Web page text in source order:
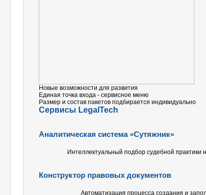
Новые возможности для развития
Единая точка входа - сервисное меню
Размер и состав пакетов подбирается индивидуально
Сервисы LegalTech
Аналитическая система «Сутяжник»
Интеллектуальный подбор судебной практики
Конструктор правовых документов
Автоматизация процесса создания и